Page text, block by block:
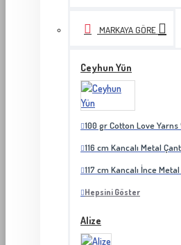
MARKAYA GÖRE
Ceyhun Yün
100 gr Cotton Love
116 cm Kancalı Metal
117 cm Kancalı İnce
Hepsini Göster
Alize